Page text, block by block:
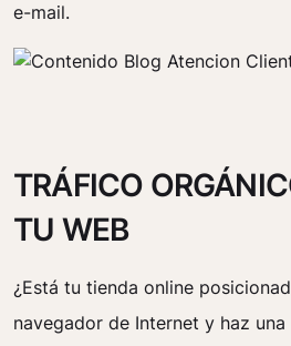
e-mail.
TRÁFICO
TU WEB
¿Está tu tienda online
navegador de Internet y haz